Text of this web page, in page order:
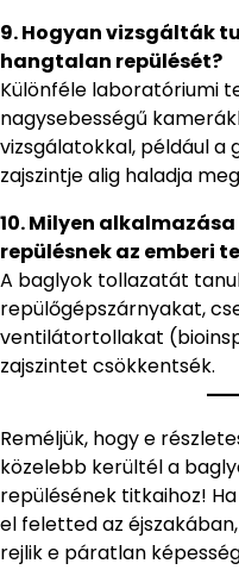
9. Hogyan vizsgálták
hangtalan repülését?
Különféle laboratóriumi
nagysebességű
vizsgálatokkal, például a
zajszintje alig haladja
10. Milyen
repülésnek az emberi
A baglyok tollazatát
repülőgépszárnyakat,
ventilátortollakat
zajszintet csökkentsék.
Reméljük, hogy e
közelebb kerültél a
repülésének titkaihoz!
el feletted az
rejlik e páratlan